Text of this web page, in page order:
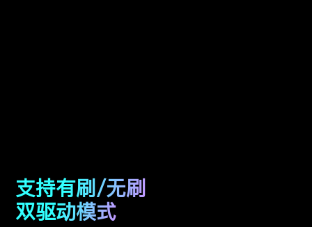
支持有刷/无刷
双驱动模式
支持有刷/无刷
双驱动模式